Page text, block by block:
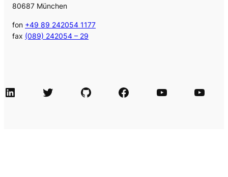
80687 München
fon +49 89 242054 1177
fax (089) 242054 – 29
LinkedIn Twitter GitHub Facebook Agile Videos Tech-Videos